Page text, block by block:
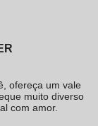
ofereça um vale
muito diverso
com amor.